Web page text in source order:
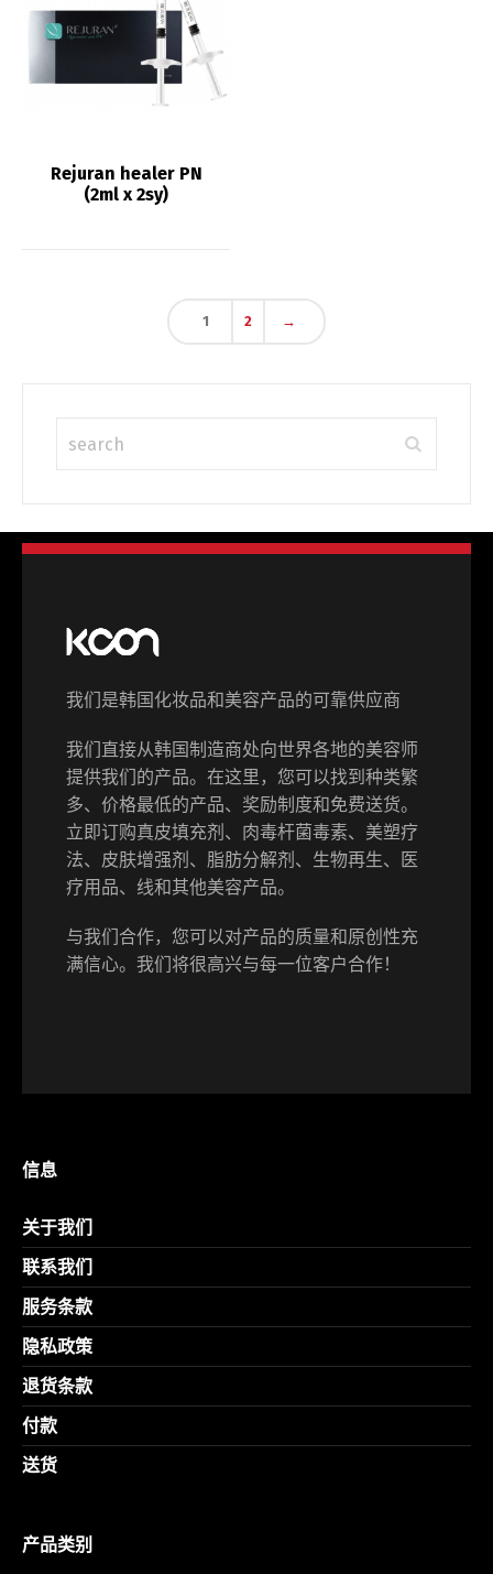
Rejuran healer PN
(2ml x 2sy)
1 2 →
我们是韩国化妆品和美容产品的可靠供应商
我们直接从韩国制造商处向世界各地的美容师
提供我们的产品。在这里，您可以找到种类繁
多、价格最低的产品、奖励制度和免费送货。
立即订购真皮填充剂、肉毒杆菌毒素、美塑疗
法、皮肤增强剂、脂肪分解剂、生物再生、医
疗用品、线和其他美容产品。
与我们合作，您可以对产品的质量和原创性充
满信心。我们将很高兴与每一位客户合作！
信息
关于我们
联系我们
服务条款
隐私政策
退货条款
付款
送货
产品类别
Switch The Language